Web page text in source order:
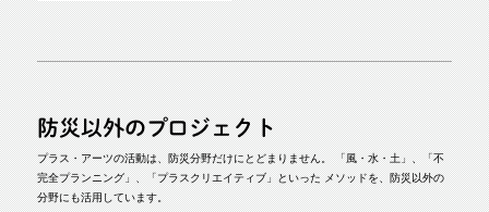
防災以外のプロジェクト
プラス・アーツの活動は、防災分野だけにとどまりません。「風・水・土」、「不
完全プランニング」、「プラスクリエイティブ」といったメソッドを、防災以外の
分野にも活用しています。